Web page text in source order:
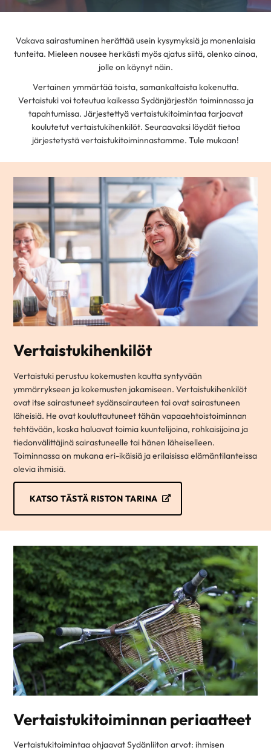
Vakava sairastuminen herättää usein kysymyksiä ja monenlaisia
tunteita. Mieleen nousee herkästi myös ajatus siitä, olenko ainoa,
jolle on käynyt näin.
Vertainen ymmärtää toista, samankaltaista kokenutta.
Vertaistuki voi toteutua kaikessa Sydänjärjestön toiminnassa ja
tapahtumissa. Järjestettyä vertaistukitoimintaa tarjoavat
koulutetut vertaistukihenkilöt. Seuraavaksi löydät tietoa
järjestetystä vertaistukitoiminnastamme. Tule mukaan!
Vertaistukihenkilöt
Vertaistuki perustuu kokemusten kautta syntyvään
ymmärrykseen ja kokemusten jakamiseen. Vertaistukihenkilöt
ovat itse sairastuneet sydänsairauteen tai ovat sairastuneen
läheisiä. He ovat kouluttautuneet tähän vapaaehtoistoiminnan
tehtävään, koska haluavat toimia kuuntelijoina, rohkaisijoina ja
tiedonvälittäjinä sairastuneelle tai hänen läheiselleen.
Toiminnassa on mukana eri-ikäisiä ja erilaisissa elämäntilanteissa
olevia ihmisiä.
KATSO TÄSTÄ RISTON TARINA
Vertaistukitoiminnan periaatteet
Vertaistukitoimintaa ohjaavat Sydänliiton arvot: ihmisen